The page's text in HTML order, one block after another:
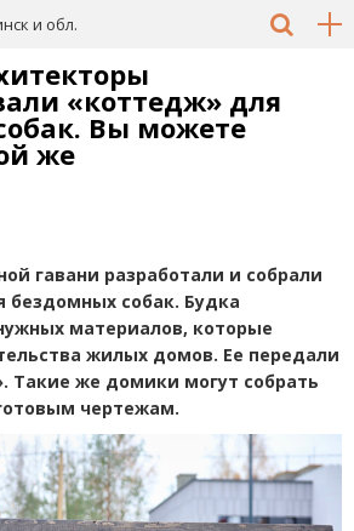
и обл.
«коттедж» для
Вы можете
же
гавани разработали и собрали
собак. Будка
материалов, которые
жилых домов. Ее передали
Такие же домики могут собрать
чертежам.